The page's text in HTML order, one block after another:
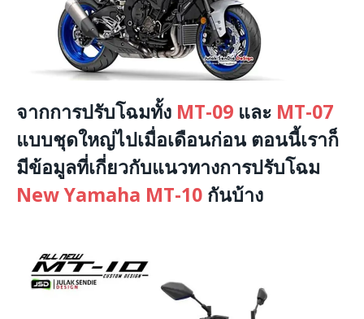
จากการปรับโฉมทั้ง MT-09 และ MT-07
แบบชุดใหญ่ไปเมื่อเดือนก่อน ตอนนี้เราก็
มีข้อมูลที่เกี่ยวกับแนวทางการปรับโฉม
New Yamaha MT-10 กันบ้าง